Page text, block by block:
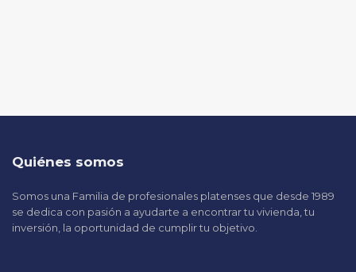
Quiénes somos
Somos una Familia de profesionales platenses que desde 1989
se dedica con pasión a ayudarte a encontrar tu vivienda, tu
inversión, la oportunidad de cumplir tu objetivo.